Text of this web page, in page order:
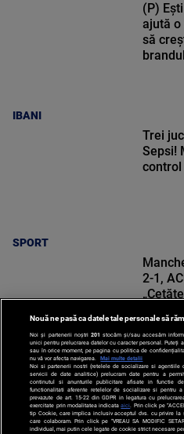
IBANI
(P)
ajută o
să
SPORT
Trei
Sepsi!
control
SPORT
2-1,
Nouă ne pasă ca datele tale personale să
Noi și partenerii noștri 201 stocăm și/sau accesăm
unici pentru prelucrarea datelor cu caracter personal.
sau în orice moment, pe pagina cu politica de
nu vă vor afecta navigarea.
Mai multe detalii
Noi si partenerii nostri (retelele de socializare si agentiile
servicii de date analitice) prelucram date pentru a
continutul si anunturile publicitare afisate in functie
functionalitati aferente retelelor de socializare si pentru
prevazute de art. 15-22 din GDPR in legatura cu
exercitate prin modalitatea indicataaici . Prin click pe
tip Cookie, care implica inclusiv acceptul dvs. cu privire la
care colaboram. Prin click pe “VREAU SA MODIFIC
individual, mai putin cele legate de cookie strict necesare